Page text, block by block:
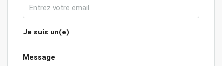
Je suis un(e)
Message